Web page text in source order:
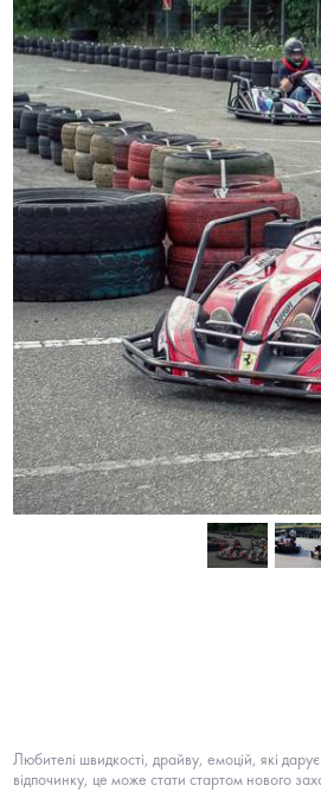
Любителі швидкості, драйву, емоцій, які
відпочинку, це може стати стартом нового